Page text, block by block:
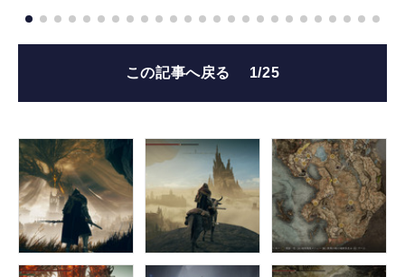
この記事へ戻る 1/25